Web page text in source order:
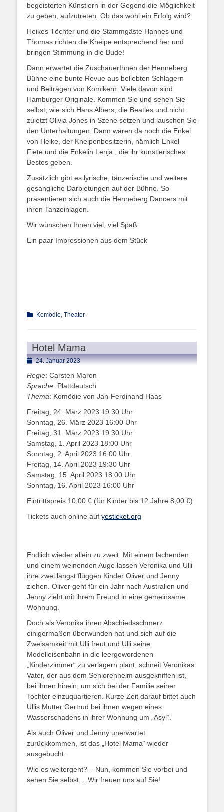
begeisterten Künstlern in der Gegend die Möglichkeit
zu geben, aufzutreten. Ob das wohl ein Erfolg wird?
Heikes Töchter und die Stammgäste Hannes und
Thomas richten die Kneipe entsprechend her und
bringen Stimmung in die Bude!
Dann erwartet die ZuschauerInnen der Henneberg
Bühne eine bunte Revue aus beliebten Schlagern
und Beiträgen von Komikern. Viele davon sind
Hamburger Originale. Kommen Sie und sehen Sie
selbst, wie sich Hans Albers, die Beatles und nicht
zuletzt Olivia Jones in Szene setzen und lauschen Sie
den Unterhaltungen. Dann wären da noch die Enkel
von Heike, der Kneipenbesitzerin, nämlich Enkel
Fiete und die Enkelin Lenja , die ihr künstlerisches
Bestes geben.
Zusätzlich gibt es lyrische, tänzerische und weitere
gesangliche Darbietungen auf der Bühne. So
präsentieren sich auch die Henneberg Dancers mit
ihren Tanzeinlagen.
Wir wünschen Ihnen viel, viel Spaß
Ein paar Impressionen aus dem Stück
Kategorien
Komödie, Theater
Hotel Mama
Posted24. Januar 2023
Regie: Carsten Maron
Sprache: Plattdeutsch
Thema: Komödie von Jan-Ferdinand Haas
Freitag, 24. März 2023 19:30 Uhr
Sonntag, 26. März 2023 16:00 Uhr
Freitag, 31. März 2023 19:30 Uhr
Samstag, 1. April 2023 18:00 Uhr
Sonntag, 2. April 2023 16:00 Uhr
Freitag, 14. April 2023 19:30 Uhr
Samstag, 15. April 2023 18:00 Uhr
Sonntag, 16. April 2023 16:00 Uhr
Eintrittspreis 10,00 € (für Kinder bis 12 Jahre 8,00 €)
Tickets auch online auf yesticket.org
Endlich wieder allein zu zweit. Mit einem lachenden
und einem weinenden Auge lassen Veronika und Ulli
ihre zwei längst flüggen Kinder Oliver und Jenny
ziehen. Oliver geht für ein Jahr nach Australien und
Jenny zieht mit ihrem Freund in eine gemeinsame
Wohnung.
Doch als Veronika ihren Abschiedsschmerz
einigermaßen überwunden hat und sich auf die
Zweisamkeit mit Ulli freut und Ulli seine
Modelleisenbahn in die leergewordenen
„Kinderzimmer“ zu verlagern plant, schneit Veronikas
Vater, der aus dem Seniorenheim ausgekniffen ist,
bei ihnen hinein, um sich bei der Familie seiner
Tochter einzuquartieren. Kurze Zeit darauf bittet auch
Ullis Mutter Gertrud bei ihnen wegen eines
Wasserschadens in ihrer Wohnung um „Asyl“.
Als auch Oliver und Jenny unerwartet
zurückkommen, ist das „Hotel Mama“ wieder
ausgebucht.
Wie es weitergeht? – Nun, kommen Sie vorbei und
sehen Sie selbst… Wir freuen uns auf Sie!